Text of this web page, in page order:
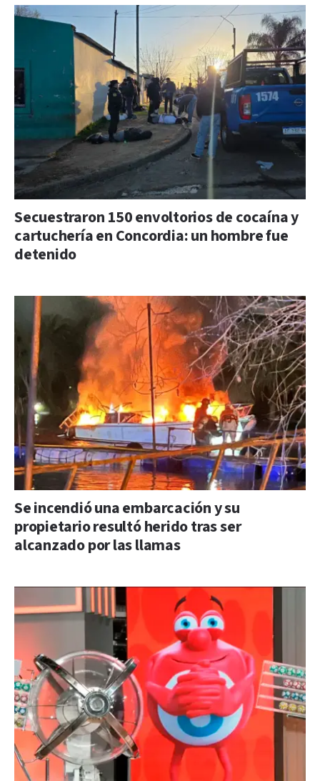
Secuestraron 150 envoltorios de cocaína y
cartuchería en Concordia: un hombre fue
detenido
Se incendió una embarcación y su
propietario resultó herido tras ser
alcanzado por las llamas